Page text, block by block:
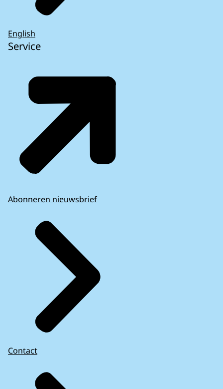
English
Service
Abonneren nieuwsbrief
Contact